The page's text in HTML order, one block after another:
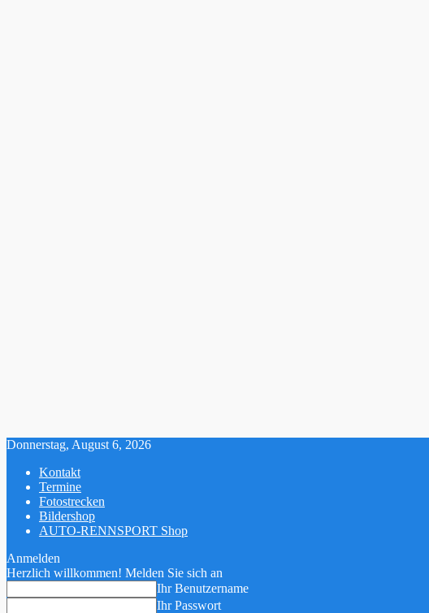
Donnerstag, August 6, 2026
Kontakt
Termine
Fotostrecken
Bildershop
AUTO-RENNSPORT Shop
Anmelden
Herzlich willkommen! Melden Sie sich an
Ihr Benutzername
Ihr Passwort